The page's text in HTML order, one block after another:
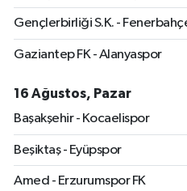
Gençlerbirliği S.K. -
Gaziantep FK - Alanyaspor
16 Ağustos, Pazar
Başakşehir - Kocaelispor
Beşiktaş - Eyüpspor
Amed - Erzurumspor FK